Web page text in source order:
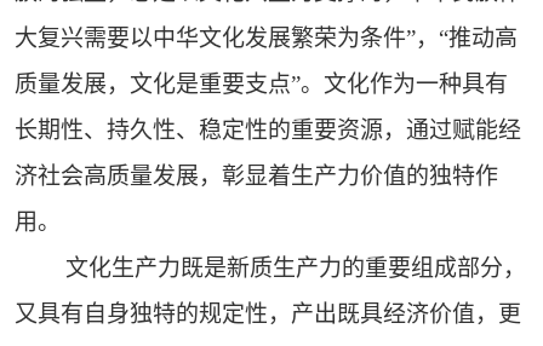
大复兴需要以中华文化发展繁荣为条件”，“推动高
质量发展，文化是重要支点”。文化作为一种具有
长期性、持久性、稳定性的重要资源，通过赋能经
济社会高质量发展，彰显着生产力价值的独特作
用。
文化生产力既是新质生产力的重要组成部分，
又具有自身独特的规定性，产出既具经济价值，更